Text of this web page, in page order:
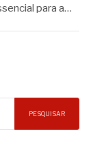
para a…
PESQUISAR